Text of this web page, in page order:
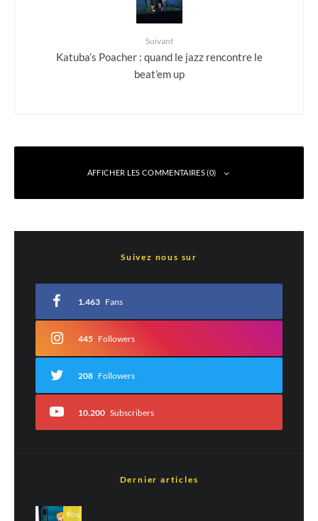
Suivant
Katuba’s Poacher : quand le jazz rencontre le
beat’em up
AFFICHER LES COMMENTAIRES (0)
*
Commentaire*
Suivez nous sur
1.463 Fans
445 Followers
208 Followers
10.200 Subscribers
Dernier articles
90%